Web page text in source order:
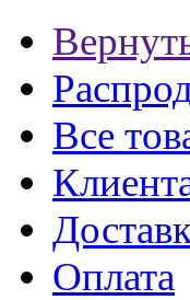
Все
Оплата